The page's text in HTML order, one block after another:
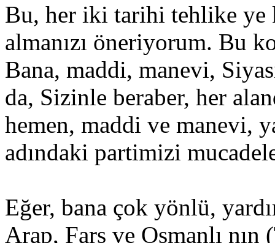
Bu, her iki tarihi tehlike ye
almanızı öneriyorum. Bu
Bana, maddi, manevi,
da, Sizinle beraber, her
hemen, maddi ve manevi,
adındaki partimizi
Eğer, bana çok yönlü,
Arap, Fars ve Osmanlı